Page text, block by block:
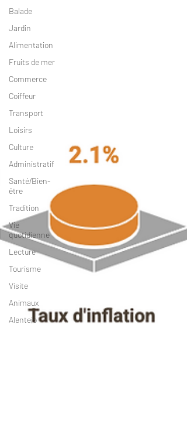
Balade
Jardin
Alimentation
Fruits de mer
Commerce
Coiffeur
Transport
Loisirs
Culture
Administratif
Santé/Bien-
être
Tradition
Vie
quotidienne
Lecture
Tourisme
Visite
Animaux
Alentejo